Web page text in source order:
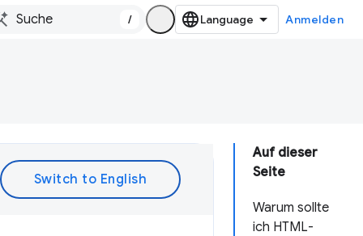
/ Anmelden
Auf dieser
Seite
Warum sollte
ich HTML-